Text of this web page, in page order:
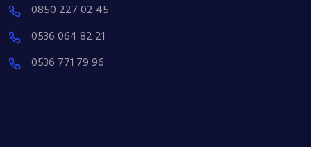
0850 227 02 45
0536 064 82 21
0536 771 79 96